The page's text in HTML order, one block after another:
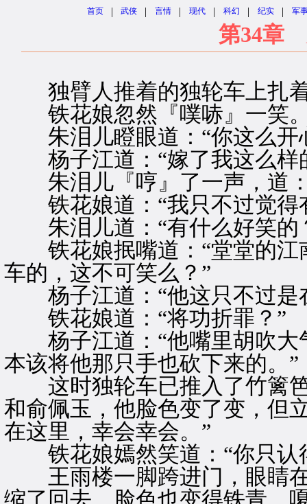
首页 | 武侠 | 言情 | 现代 | 科幻 | 纪实 | 军
第34章
独臂人推着的独轮车上扎
铁花娘忽然『噗哧』一笑
朱泪儿瞪眼道：“你这么开
杨子江道：“嫁了我这么样
朱泪儿『哼』了一声，道：
铁花娘道：“我只不过觉得
朱泪儿道：“有什么好笑的
铁花娘抿嘴道：“堂堂的江
车的，这不可笑么？”
杨子江道：“他这只不过是
铁花娘道：“将功折罪？”
杨子江道：“他嘴里胡吹大
本该将他那只手也砍下来的。”
这时独轮车已推入了竹篱笆
和俞佩玉，他脸色变了变，但
在这里，幸会幸会。”
铁花娘嫣然笑道：“你只认
王雨楼一脚跨进门，眼睛在